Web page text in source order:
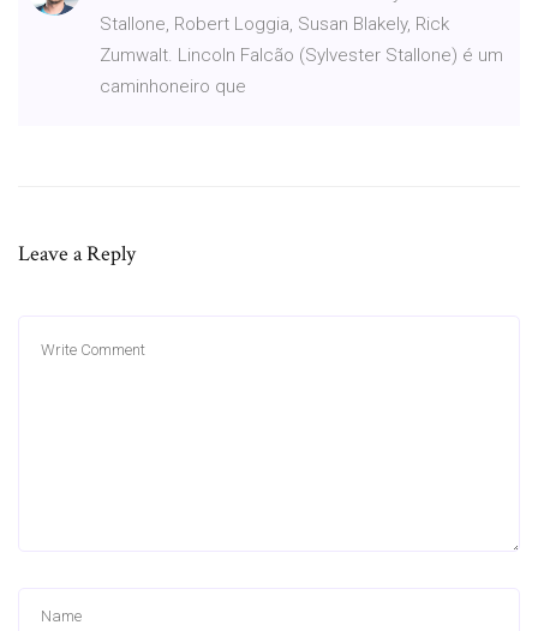
Stallone, Robert Loggia, Susan Blakely, Rick
Zumwalt. Lincoln Falcão (Sylvester Stallone) é um
caminhoneiro que
Leave a Reply